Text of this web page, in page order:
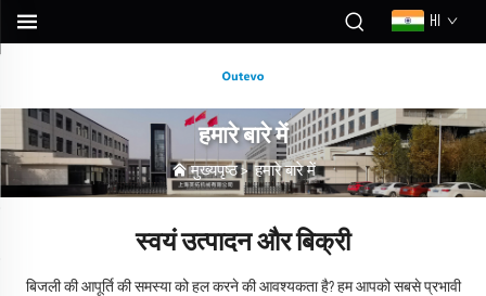
HI
हमारे बारे में
मुख्यपृष्ठ> हमारे बारे में
स्वयं उत्पादन और बिक्री
बिजली की आपूर्ति की समस्या को हल करने की आवश्यकता है? हम आपको सबसे प्रभावी